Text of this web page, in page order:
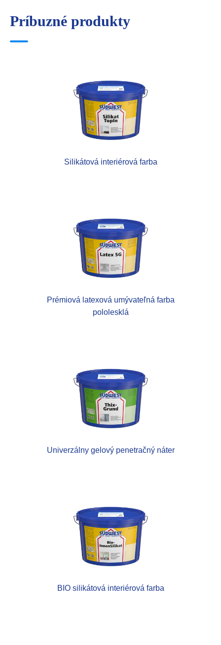
Príbuzné produkty
Silikátová interiérová farba
Prémiová latexová umývateľná farba
pololesklá
Univerzálny gelový penetračný náter
BIO silikátová interiérová farba